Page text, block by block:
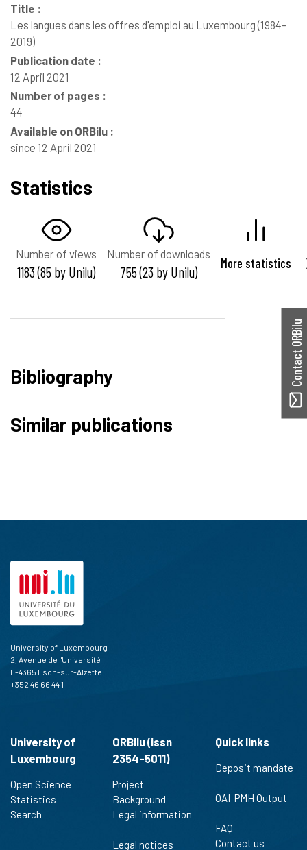
Title :
Les langues dans les offres d'emploi au Luxembourg (1984-
2019)
Publication date :
12 April 2021
Number of pages :
44
Available on ORBilu :
since 12 April 2021
Statistics
Number of views
1183 (85 by Unilu)
Number of downloads
755 (23 by Unilu) More statistics
Bibliography
Similar publications
Contact ORBilu
University of Luxembourg
2, Avenue de l'Université
L-4365 Esch-sur-Alzette
+352 46 66 44 1
University of
Luxembourg
Open Science
Statistics
Search
ORBilu (issn
2354-5011)
Project
Background
Legal information
Legal notices
Quick links
Deposit mandate
OAI-PMH Output
FAQ
Contact us